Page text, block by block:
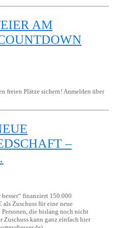
AM
freien Plätze sichern! Anmelden über
–
finanziert 150.000
Zuschuss für eine neue
die bislang noch nicht
kann ganz einfach hier